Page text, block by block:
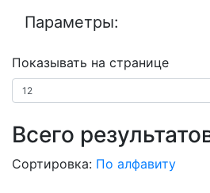
Параметры:
Показывать на странице
Всего
Сортировка: По алфавиту